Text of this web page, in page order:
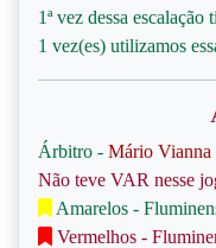
1ª vez dessa escalação
1 vez(es) utilizamos
Árbitro - Mário
Não teve VAR nesse
Amarelos -
Vermelhos -